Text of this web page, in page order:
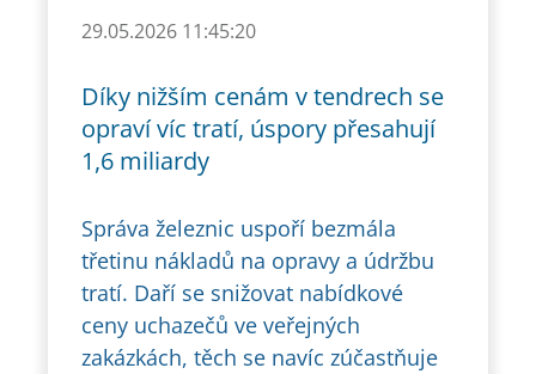
29.05.2026 11:45:20
Díky nižším cenám v tendrech se
opraví víc tratí, úspory přesahují
1,6 miliardy
Správa železnic uspoří bezmála
třetinu nákladů na opravy a údržbu
tratí. Daří se snižovat nabídkové
ceny uchazečů ve veřejných
zakázkách, těch se navíc zúčastňuje